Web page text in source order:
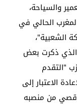
والسياحة،
الحالي في
الشعبية"،
الذي ذكرت بعض
"التقدم
الاعتبار إلى
من منصبه